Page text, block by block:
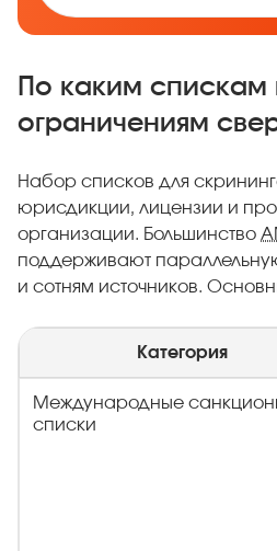
По каким спискам
ограничениям
Набор списков для
юрисдикции, лицензии и
организации. Большинство
поддерживают
и сотням источников.
Категория
Международные
списки